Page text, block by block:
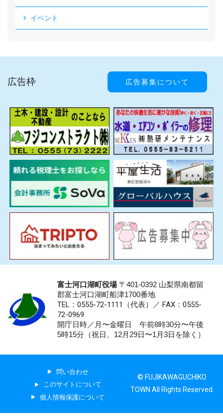
イベント
広告枠 広告募集について
富士河口湖町役場〒401-0392 山梨県南都留
郡富士河口湖町船津1700番地
TEL：0555-72-1111 （代表）／ FAX：0555-
72-0969
開庁日時／月〜金曜日 午前8時30分〜午後
5時15分（祝日、12月29日〜1月3日を除く）
問い合わせ
このサイトについて
個人情報保護について
© FUJIKAWAGUCHIKO
TOWN All Rights Reserved.